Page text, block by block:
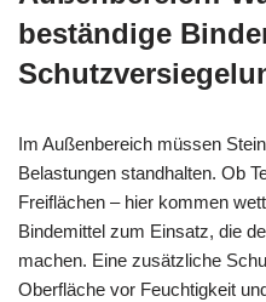
beständige
Im Außenbereich müssen
Belastungen standhalten. Ob
Freiflächen – hier kommen
Bindemittel zum Einsatz, die
machen. Eine zusätzliche
Oberfläche vor Feuchtigkeit